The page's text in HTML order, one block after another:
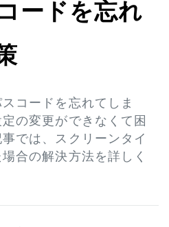
ードを忘れ
コードを忘れてしま
の変更ができなくて困
では、スクリーンタイ
合の解決方法を詳しく